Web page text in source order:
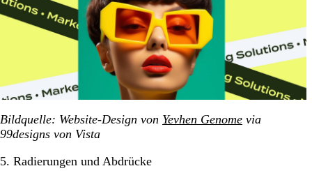
Bildquelle: Website-Design von Yevhen Genome via
99designs von Vista
5. Radierungen und Abdrücke